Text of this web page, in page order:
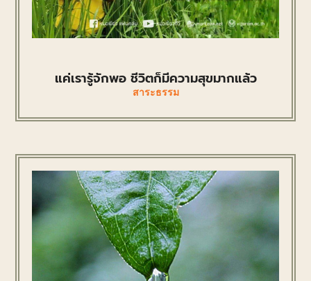
แค่เรารู้จักพอ ชีวิตก็มีความสุขมากแล้ว
สาระธรรม